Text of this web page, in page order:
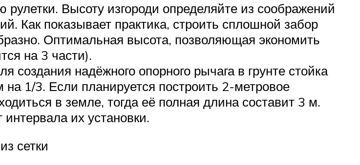
Высоту изгороди определяйте из соображений
Как показывает практика, строить сплошной забор
Оптимальная высота, позволяющая экономить
на 3 части).
создания надёжного опорного рычага в грунте стойка
1/3. Если планируется построить 2-метровое
в земле, тогда её полная длина составит 3 м.
их установки.
сетки